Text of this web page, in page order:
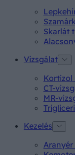
Skarlát
Vizsgálat
Kortizol
CT-
MR-
Kezelés
Aranyér